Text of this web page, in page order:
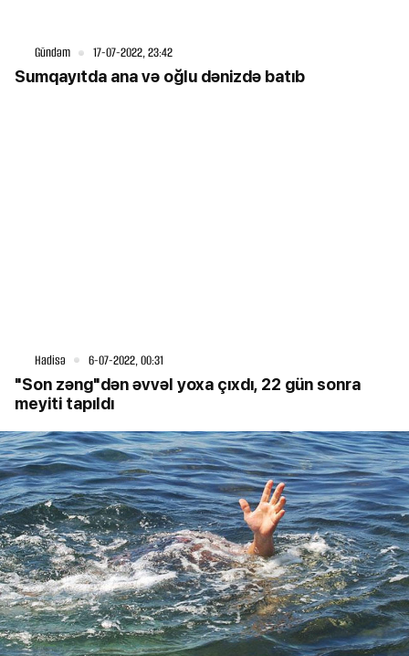
Gündəm 17-07-2022, 23:42
Sumqayıtda ana və oğlu dənizdə batıb
Hadisə 6-07-2022, 00:31
"Son zəng"dən əvvəl yoxa çıxdı, 22 gün sonra
meyiti tapıldı